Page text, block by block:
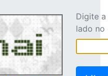
Digite
lado no